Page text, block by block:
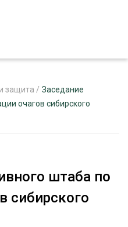
защита / Заседание
очагов сибирского
штаба по
сибирского